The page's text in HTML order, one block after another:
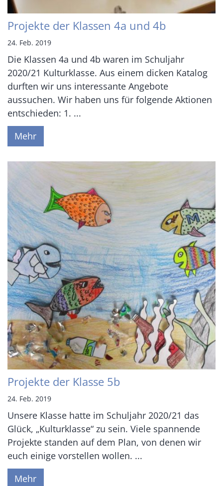
Projekte der Klassen 4a und 4b
24. Feb. 2019
Die Klassen 4a und 4b waren im Schuljahr
2020/21 Kulturklasse. Aus einem dicken Katalog
durften wir uns interessante Angebote
aussuchen. Wir haben uns für folgende Aktionen
entschieden: 1. ...
Mehr
Projekte der Klasse 5b
24. Feb. 2019
Unsere Klasse hatte im Schuljahr 2020/21 das
Glück, „Kulturklasse“ zu sein. Viele spannende
Projekte standen auf dem Plan, von denen wir
euch einige vorstellen wollen. ...
Mehr